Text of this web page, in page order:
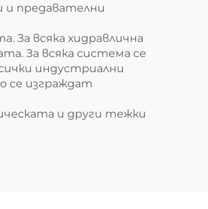
и предавателни
За всяка хидравлична
За всяка система се
индустриални
се изграждат
и други тежки